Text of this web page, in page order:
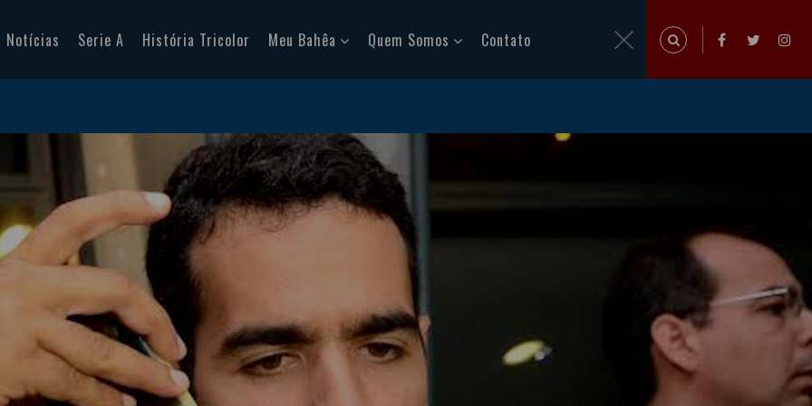
Notícias Serie A História Tricolor Meu Bahêa Quem Somos Contato